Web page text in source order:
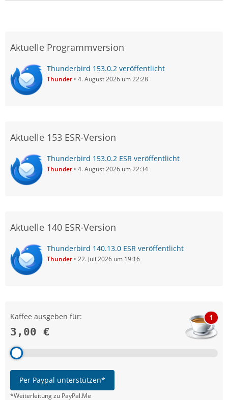
Aktuelle Programmversion
Thunderbird 153.0.2 veröffentlicht
Thunder 4. August 2026 um 22:28
Aktuelle 153 ESR-Version
Thunderbird 153.0.2 ESR veröffentlicht
Thunder 4. August 2026 um 22:34
Aktuelle 140 ESR-Version
Thunderbird 140.13.0 ESR veröffentlicht
Thunder 22. Juli 2026 um 19:16
Kaffee ausgeben für:
3,00 €
1
Per Paypal unterstützen*
*Weiterleitung zu PayPal.Me